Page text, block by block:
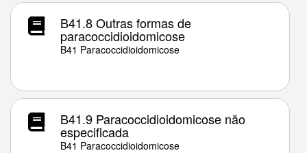
B41.8 Outras formas de
paracoccidioidomicose
B41 Paracoccidioidomicose
B41.9 Paracoccidioidomicose não
especificada
B41 Paracoccidioidomicose